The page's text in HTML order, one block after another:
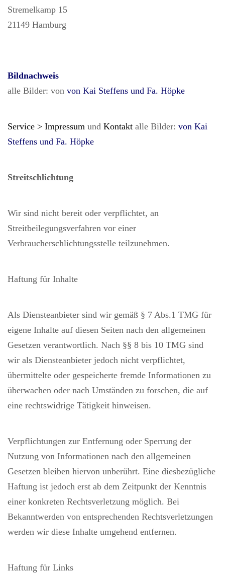
Stremelkamp 15
21149 Hamburg
Bildnachweis
alle Bilder: von von Kai Steffens und Fa. Höpke
Service > Impressum und Kontakt alle Bilder: von Kai
Steffens und Fa. Höpke
Streitschlichtung
Wir sind nicht bereit oder verpflichtet, an
Streitbeilegungsverfahren vor einer
Verbraucherschlichtungsstelle teilzunehmen.
Haftung für Inhalte
Als Diensteanbieter sind wir gemäß § 7 Abs.1 TMG für
eigene Inhalte auf diesen Seiten nach den allgemeinen
Gesetzen verantwortlich. Nach §§ 8 bis 10 TMG sind
wir als Diensteanbieter jedoch nicht verpflichtet,
übermittelte oder gespeicherte fremde Informationen zu
überwachen oder nach Umständen zu forschen, die auf
eine rechtswidrige Tätigkeit hinweisen.
Verpflichtungen zur Entfernung oder Sperrung der
Nutzung von Informationen nach den allgemeinen
Gesetzen bleiben hiervon unberührt. Eine diesbezügliche
Haftung ist jedoch erst ab dem Zeitpunkt der Kenntnis
einer konkreten Rechtsverletzung möglich. Bei
Bekanntwerden von entsprechenden Rechtsverletzungen
werden wir diese Inhalte umgehend entfernen.
Haftung für Links